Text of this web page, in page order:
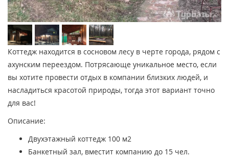
Коттедж находится в сосновом лесу в черте города, рядом с
ахунским переездом. Потрясающе уникальное место, если
вы хотите провести отдых в компании близких людей, и
насладиться красотой природы, тогда этот вариант точно
для вас!
Описание:
Двухэтажный коттедж 100 м2
Банкетный зал, вместит компанию до 15 чел.